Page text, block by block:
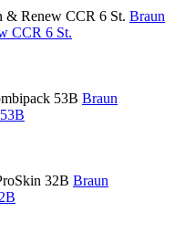
Braun
CCR 6 St.
Braun
Braun